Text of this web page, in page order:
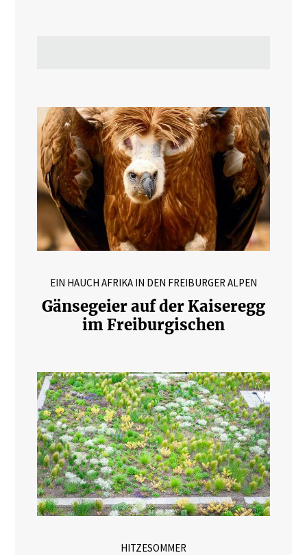
EIN HAUCH AFRIKA IN DEN FREIBURGER ALPEN
Gänsegeier auf der Kaiseregg
im Freiburgischen
HITZESOMMER